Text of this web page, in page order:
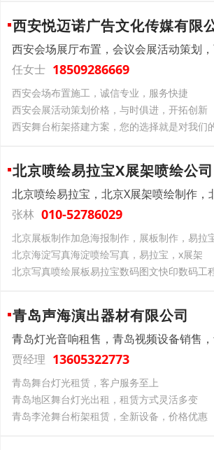
西安悦迈诺广告文化传媒有限
西安会场展厅布置，会议会展活动策划
任女士 18509286669
西安会场布置施工，诚信专业，服务快捷
西安会展活动策划价格，与时俱进，开拓创新
西安舞台桁架搭建方案，您的选择就是对我们
北京喷绘易拉宝X展架喷绘公司
北京喷绘易拉宝，北京X展架喷绘制作，
张林 010-52786029
北京展板制作加急海报制作，展板制作，易拉
北京海淀写真海淀喷绘写真，易拉宝，x展架
青岛声海演出器材有限公司
青岛灯光音响租售，青岛视频设备销售
贾经理 13605322773
青岛舞台灯光租赁，客户服务至上
青岛地区舞台灯光出租，租赁方式灵活多变
青岛李沧舞台桁架租赁，全新设备，价格优惠